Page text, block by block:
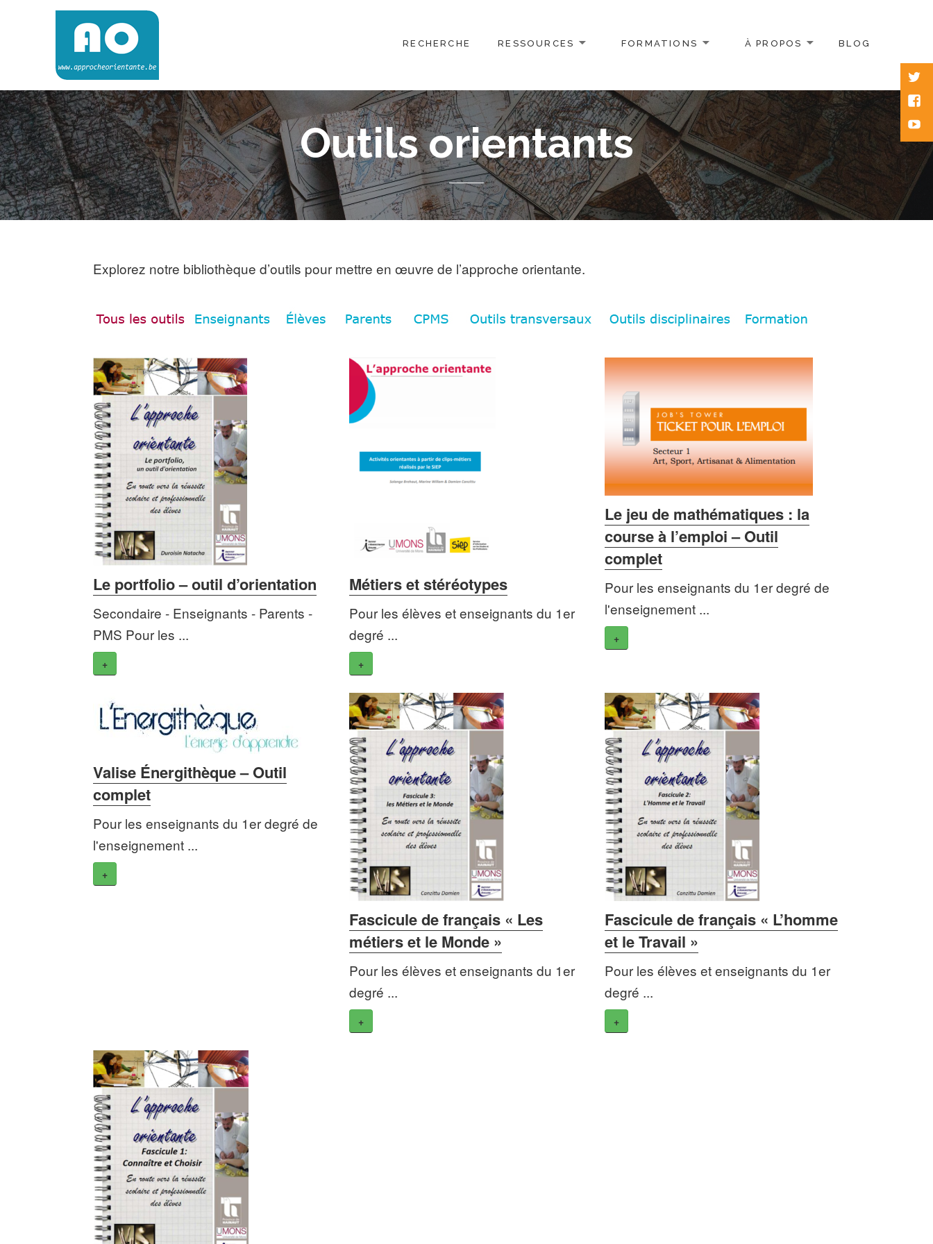
Approche Orientante
VERS UNE ÉCOLE RÉELLEMENT ORIENTANTE
RECHERCHE RESSOURCES FORMATIONS À PROPOS BLOG
Outils orientants
Explorez notre bibliothèque d’outils pour mettre en œuvre de l’approche orientante.
Le portfolio – outil d’orientation
Secondaire - Enseignants - Parents -
PMS Pour les ...
+
Métiers et stéréotypes
Pour les élèves et enseignants du 1er
degré ...
+
Le jeu de mathématiques : la
course à l’emploi – Outil
complet
Pour les enseignants du 1er degré de
l'enseignement ...
+
Valise Énergithèque – Outil
complet
Pour les enseignants du 1er degré de
l'enseignement ...
+
Fascicule de français « Les
métiers et le Monde »
Pour les élèves et enseignants du 1er
degré ...
+
Fascicule de français « L’homme
et le Travail »
Pour les élèves et enseignants du 1er
degré ...
+